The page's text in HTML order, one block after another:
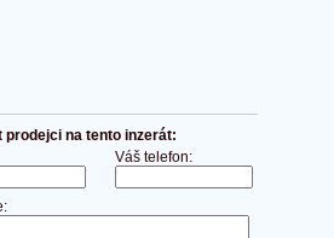
prodejci na tento inzerát:
Váš telefon: